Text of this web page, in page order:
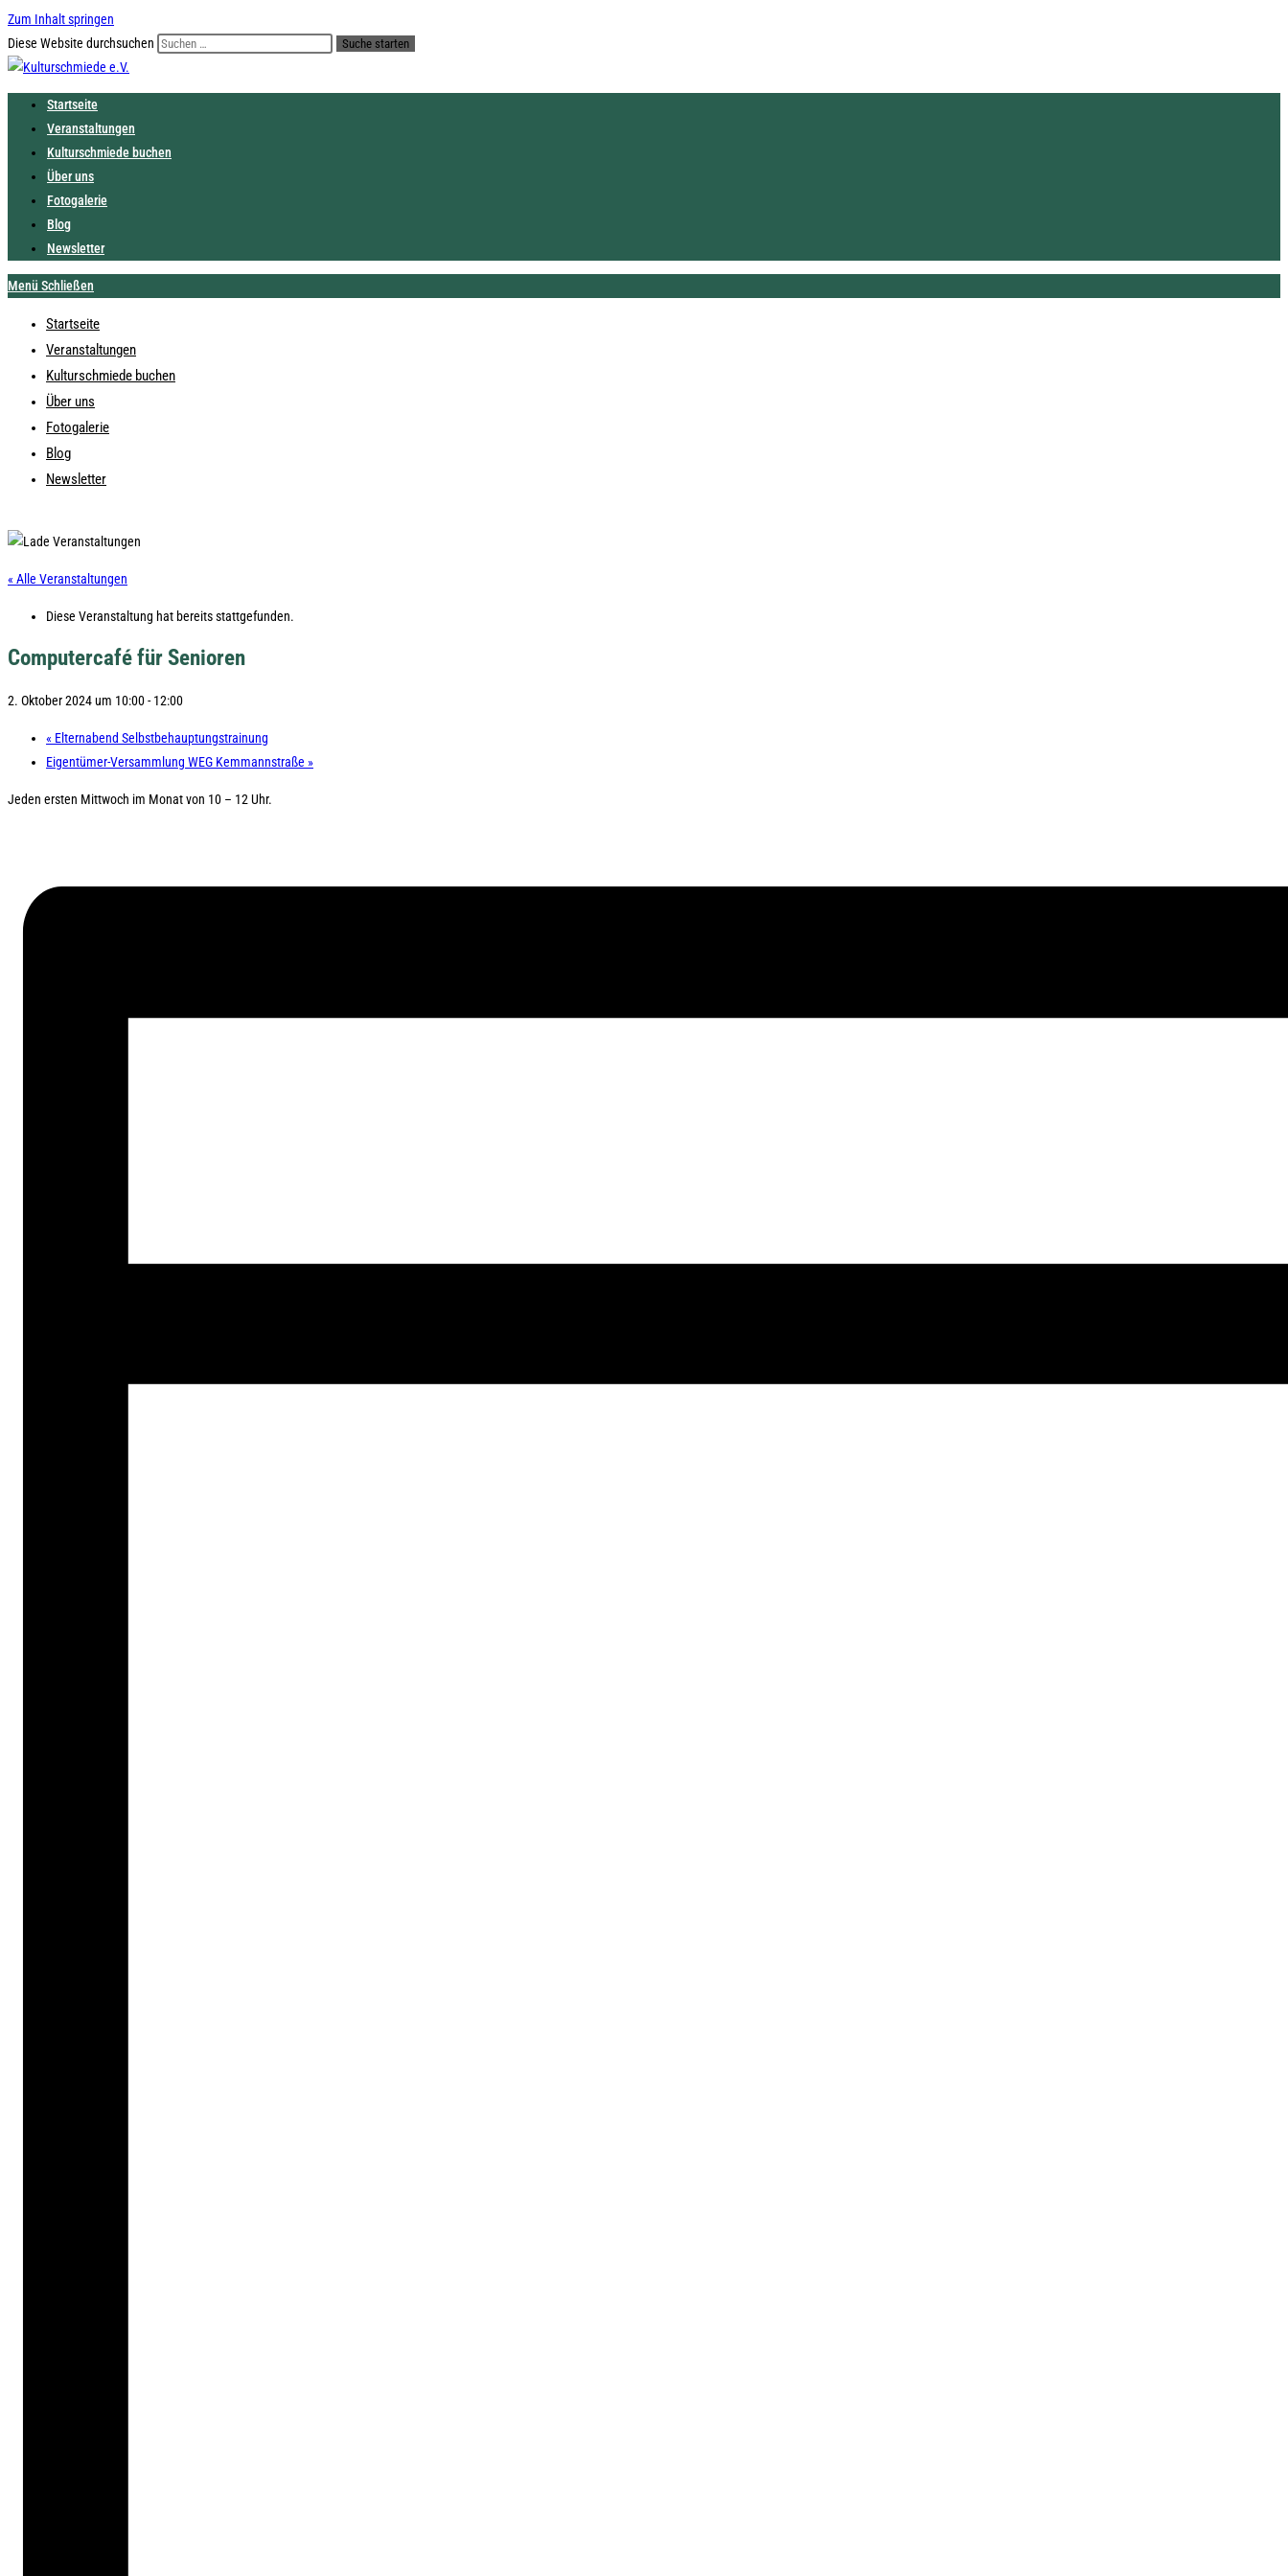
Zum Inhalt springen
Diese Website durchsuchen
Suche starten
Startseite
Veranstaltungen
Kulturschmiede buchen
Über uns
Fotogalerie
Blog
Newsletter
Menü Schließen
Startseite
Veranstaltungen
Kulturschmiede buchen
Über uns
Fotogalerie
Blog
Newsletter
« Alle Veranstaltungen
Diese Veranstaltung hat bereits stattgefunden.
Computercafé für Senioren
2. Oktober 2024 um 10:00-12:00
« Elternabend Selbstbehauptungstrainung
Eigentümer-Versammlung WEG Kemmannstraße »
Jeden ersten Mittwoch im Monat von 10 – 12 Uhr.